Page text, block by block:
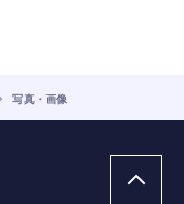
写真・画像